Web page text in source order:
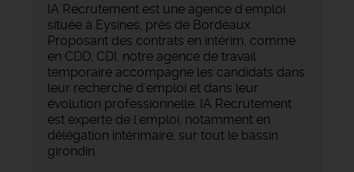
IA Recrutement est une agence d'emploi
située à Eysines, près de Bordeaux.
Proposant des contrats en intérim, comme
en CDD, CDI, notre agence de travail
temporaire accompagne les candidats dans
leur recherche d'emploi et dans leur
évolution professionnelle. IA Recrutement
est experte de l'emploi, notamment en
délégation intérimaire, sur tout le bassin
girondin.